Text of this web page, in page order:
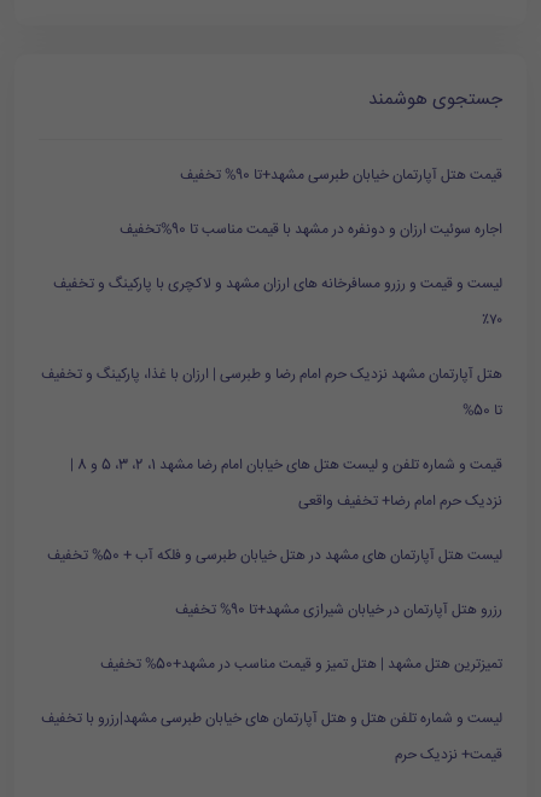
جستجوی هوشمند
قیمت هتل آپارتمان خیابان طبرسی مشهد+تا 90% تخفیف
اجاره سوئیت ارزان و دونفره در مشهد با قیمت مناسب تا 90%تخفیف
لیست و قیمت و رزرو مسافرخانه های ارزان مشهد و لاکچری با پارکینگ و تخفیف
۷۰٪
هتل آپارتمان مشهد نزدیک حرم امام رضا و طبرسی | ارزان با غذا، پارکینگ و تخفیف
تا 50%
قیمت و شماره تلفن و لیست هتل های خیابان امام رضا مشهد 1، 2، 3، 5 و 8 |
نزدیک حرم امام رضا+ تخفیف واقعی
لیست هتل آپارتمان های مشهد در هتل خیابان طبرسی و فلکه آب + 50% تخفیف
رزرو هتل آپارتمان در خیابان شیرازی مشهد+تا 90% تخفیف
تمیزترین هتل مشهد | هتل تمیز و قیمت مناسب در مشهد+50% تخفیف
لیست و شماره تلفن هتل و هتل آپارتمان های خیابان طبرسی مشهد|رزرو با تخفیف
قیمت+ نزدیک حرم